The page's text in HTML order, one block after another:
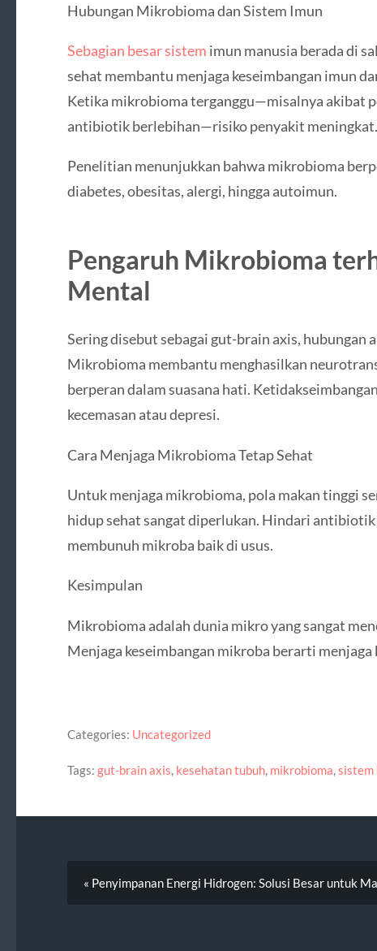
Hubungan Mikrobioma dan Sistem Imun
Sebagian besar sistem imun manusia berada di
sehat membantu menjaga keseimbangan imun
Ketika mikrobioma terganggu—misalnya akibat
antibiotik berlebihan—risiko penyakit meningkat.
Penelitian menunjukkan bahwa mikrobioma
diabetes, obesitas, alergi, hingga autoimun.
Pengaruh Mikrobioma
Mental
Sering disebut sebagai gut-brain axis, hubungan
Mikrobioma membantu menghasilkan
berperan dalam suasana hati.
kecemasan atau depresi.
Cara Menjaga Mikrobioma Tetap Sehat
Untuk menjaga mikrobioma, pola makan tinggi
hidup sehat sangat diperlukan. Hindari
membunuh mikroba baik di usus.
Kesimpulan
Mikrobioma adalah dunia mikro yang sangat
Menjaga keseimbangan mikroba berarti
Categories: Uncategorized
Tags: gut-brain axis, kesehatan tubuh, mikrobioma,sistem
« Penyimpanan Energi Hidrogen: Solusi Besar untuk